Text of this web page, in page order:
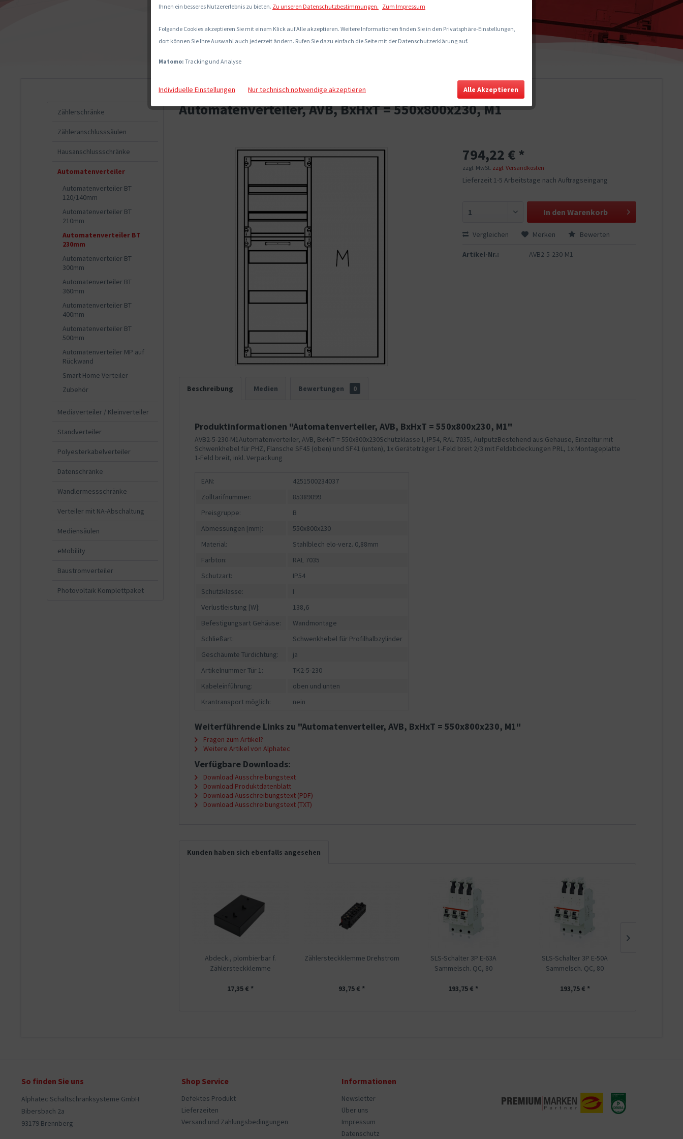
Zählerschränke
Zähleranschlusssäulen
Hausanschlussschränke
Automatenverteiler
Automatenverteiler BT
120/140mm
Automatenverteiler BT
210mm
Automatenverteiler BT
230mm
Automatenverteiler BT
300mm
Automatenverteiler BT
360mm
Automatenverteiler BT
400mm
Automatenverteiler BT
500mm
Automatenverteiler MP auf
Rückwand
Smart Home Verteiler
Zubehör
Mediaverteiler / Kleinverteiler
Standverteiler
Polyesterkabelverteiler
Datenschränke
Wandlermessschränke
Verteiler mit NA-Abschaltung
Mediensäulen
eMobility
Baustromverteiler
Photovoltaik Komplettpaket
Automatenverteiler, AVB, BxHxT = 550x800x230, M1
794,22 € *
zzgl. MwSt. zzgl. Versandkosten
Lieferzeit 1-5 Arbeitstage nach Auftragseingang
In den Warenkorb
Vergleichen Merken Bewerten
Artikel-Nr.: AVB2-5-230-M1
Beschreibung Medien Bewertungen 0
Produktinformationen "Automatenverteiler, AVB, BxHxT = 550x800x230, M1"
AVB2-5-230-M1Automatenverteiler, AVB, BxHxT = 550x800x230Schutzklasse I, IP54, RAL 7035, AufputzBestehend aus:Gehäuse, Einzeltür mit
Schwenkhebel für PHZ, Flansche SF45 (oben) und SF41 (unten), 1x Geräteträger 1-Feld breit 2/3 mit Feldabdeckungen PRL, 1x Montageplatte
1-Feld breit, inkl. Verpackung
EAN:
4251500234037
Zolltarifnummer:
85389099
Preisgruppe:
B
Abmessungen [mm]:
550x800x230
Material:
Stahlblech elo-verz. 0,88mm
Farbton:
RAL 7035
Schutzart:
IP54
Schutzklasse:
I
Verlustleistung [W]:
138,6
Befestigungsart Gehäuse:
Wandmontage
Schließart:
Schwenkhebel für Profilhalbzylinder
Geschäumte Türdichtung:
ja
Artikelnummer Tür 1:
TK2-5-230
Kabeleinführung:
oben und unten
Krantransport möglich:
nein
Weiterführende Links zu "Automatenverteiler, AVB, BxHxT = 550x800x230, M1"
Fragen zum Artikel?
Weitere Artikel von Alphatec
Verfügbare Downloads:
Download Ausschreibungstext
Download Produktdatenblatt
Download Ausschreibungstext (PDF)
Download Ausschreibungstext (TXT)
Kunden haben sich ebenfalls angesehen
Abdeck., plombierbar f.
Zählersteckklemme
17,35 € *
Zählersteckklemme Drehstrom
93,75 € *
SLS-Schalter 3P E-63A
Sammelsch. QC, 80
193,75 € *
SLS-Schalter 3P E-50A
Sammelsch. QC, 80
193,75 € *
So finden Sie uns
Alphatec Schaltschranksysteme GmbH
Bibersbach 2a
93179 Brennberg
Shop Service
Defektes Produkt
Lieferzeiten
Versand und Zahlungsbedingungen
Informationen
Newsletter
Über uns
Impressum
Datenschutz
Ihnen ein besseres Nutzererlebnis zu bieten. Zu unseren Datenschutzbestimmungen. Zum Impressum
Folgende Cookies akzeptieren Sie mit einem Klick auf Alle akzeptieren. Weitere Informationen finden Sie in den Privatsphäre-Einstellungen,
dort können Sie Ihre Auswahl auch jederzeit ändern. Rufen Sie dazu einfach die Seite mit der Datenschutzerklärung auf.
Matomo: Tracking und Analyse
Individuelle Einstellungen Nur technisch notwendige akzeptieren Alle Akzeptieren